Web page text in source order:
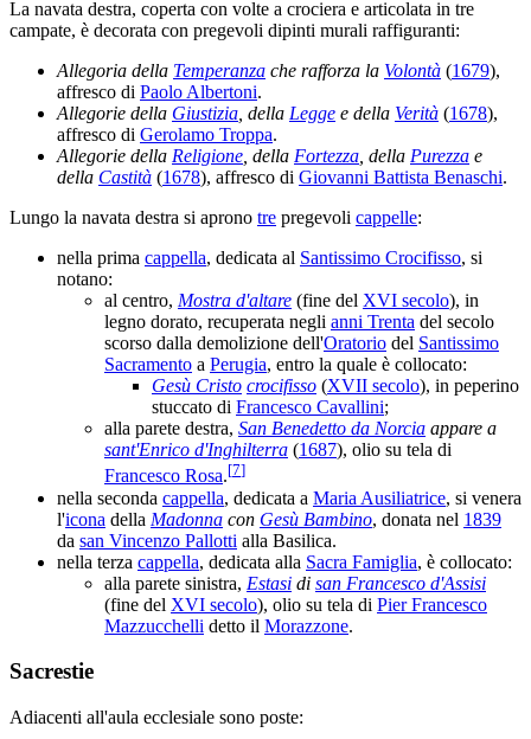
La navata destra, coperta con volte a crociera e articolata in tre
campate, è decorata con pregevoli dipinti murali raffiguranti:
Allegoria della Temperanza che rafforza la Volontà (1679),
affresco di Paolo Albertoni.
Allegorie della Giustizia , della Legge e della Verità (1678),
affresco di Gerolamo Troppa.
Allegorie della Religione , della Fortezza , della Purezza e
della Castità (1678), affresco di Giovanni Battista Benaschi.
Lungo la navata destra si aprono tre pregevoli cappelle:
nella prima cappella, dedicata al Santissimo Crocifisso, si
notano:
al centro, Mostra d'altare (fine del XVI secolo), in
legno dorato, recuperata negli anni Trenta del secolo
scorso dalla demolizione dell'Oratorio del Santissimo
Sacramento a Perugia, entro la quale è collocato:
Gesù Cristo crocifisso (XVII secolo), in peperino
stuccato di Francesco Cavallini;
alla parete destra, San Benedetto da Norcia appare a
sant'Enrico d'Inghilterra (1687), olio su tela di
Francesco Rosa.[7]
nella seconda cappella, dedicata a Maria Ausiliatrice, si venera
l'icona della Madonna con Gesù Bambino, donata nel 1839
da san Vincenzo Pallotti alla Basilica.
nella terza cappella, dedicata alla Sacra Famiglia, è collocato:
alla parete sinistra, Estasi di san Francesco d'Assisi
(fine del XVI secolo), olio su tela di Pier Francesco
Mazzucchelli detto il Morazzone.
Sacrestie
Adiacenti all'aula ecclesiale sono poste: